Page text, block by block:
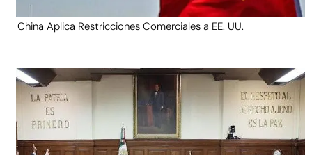
China Aplica Restricciones Comerciales a EE. UU.